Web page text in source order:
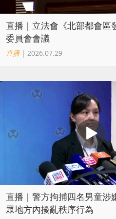
直播｜立法會《北部都會區
委員會會議
直播| 2026.07.29
直播｜警方拘捕四名男童涉
眾地方內擾亂秩序行為